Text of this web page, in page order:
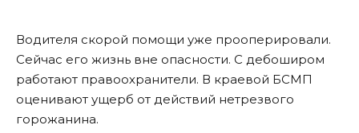
Водителя скорой помощи уже прооперировали.
Сейчас его жизнь вне опасности. С дебоширом
работают правоохранители. В краевой БСМП
оценивают ущерб от действий нетрезвого
горожанина.